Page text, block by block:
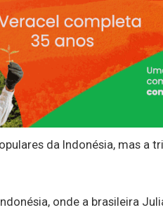
da Indonésia, mas a
onde a brasileira